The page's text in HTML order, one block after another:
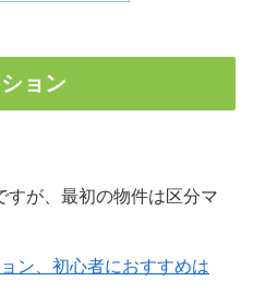
ョン
すが、最初の物件は区分マ
ン、初心者におすすめは